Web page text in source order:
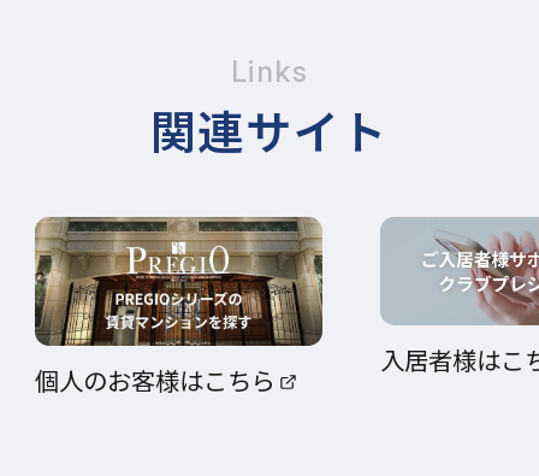
Links
関連サイト
個人のお客様はこちら
入居者様はこ